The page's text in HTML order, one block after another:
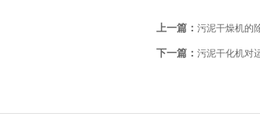
上一篇： 污泥干燥机的
下一篇： 污泥干化机对